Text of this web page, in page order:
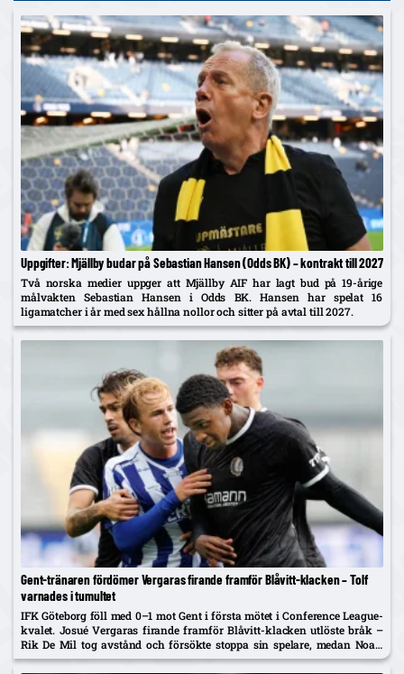
Uppgifter: Mjällby budar på Sebastian Hansen (Odds BK) – kontrakt till 2027
Två norska medier uppger att Mjällby AIF har lagt bud på 19-årige
målvakten Sebastian Hansen i Odds BK. Hansen har spelat 16
ligamatcher i år med sex hållna nollor och sitter på avtal till 2027.
Gent-tränaren fördömer Vergaras firande framför Blåvitt-klacken – Tolf
varnades i tumultet
IFK Göteborg föll med 0–1 mot Gent i första mötet i Conference League-
kvalet. Josué Vergaras firande framför Blåvitt-klacken utlöste bråk –
Rik De Mil tog avstånd och försökte stoppa sin spelare, medan Noah
Tolf varnades och Erlingmark sågar domarinsatsen.